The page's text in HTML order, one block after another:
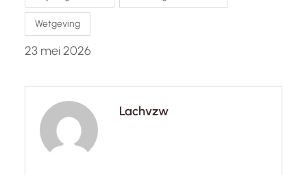
Wetgeving
23 mei 2026
Lachvzw